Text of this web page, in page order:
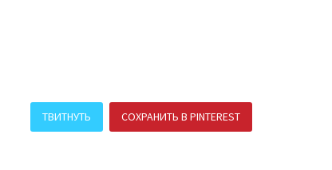
ТВИТНУТЬ СОХРАНИТЬ В PINTEREST